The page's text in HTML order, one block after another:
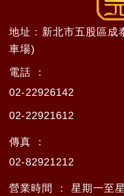
地址 : 新北市五股區成
車場)
電話 ：
02-22926142
02-22921612
傳真 ：
02-82921212
營業時間 ： 星期一至